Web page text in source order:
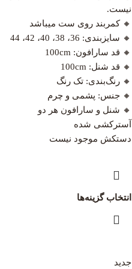
نیست.
🔸 کمربند روی ست میباشد
🔸 سایزبندی: 36، 38، 40، 42، 44
🔸 قد سارافون: 100cm
🔸 قد شنل: 100cm
🔸 رنگ‌بندی: تک رنگ
🔸 جنس: پشمی و چرم
🔸 شنل و سارافون هر دو
آسترکشی شده
دستکش موجود نیست
انتخاب گزینه‌ها
جدید